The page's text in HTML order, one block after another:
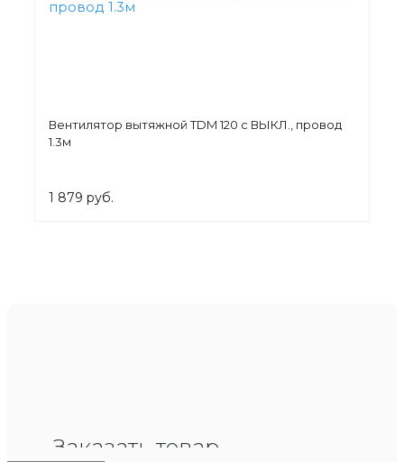
Вентилятор вытяжной TDM 120 с ВЫКЛ., провод
1.3м
1 879 руб.
Заказать товар